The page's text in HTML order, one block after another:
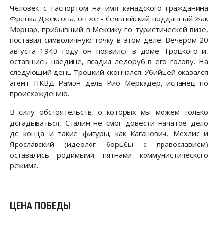
Человек с паспортом на имя канадского гражданина
Френка Джексона, он же - бельгийский подданный Жак
Морнар, прибывший в Мексику по туристической визе,
поставил символичную точку в этом деле. Вечером 20
августа 1940 году он появился в доме Троцкого и,
оставшись наедине, всадил ледоруб в его голову. На
следующий день Троцкий скончался. Убийцей оказался
агент НКВД Рамон дель Рио Меркадер, испанец по
происхождению.
В силу обстоятельств, о которых мы можем только
догадываться, Сталин не смог довести начатое дело
до конца и такие фигуры, как Каганович, Мехлис и
Ярославский (идеолог борьбы с православием)
оставались родимыми пятнами коммунистического
режима.
ЦЕНА ПОБЕДЫ